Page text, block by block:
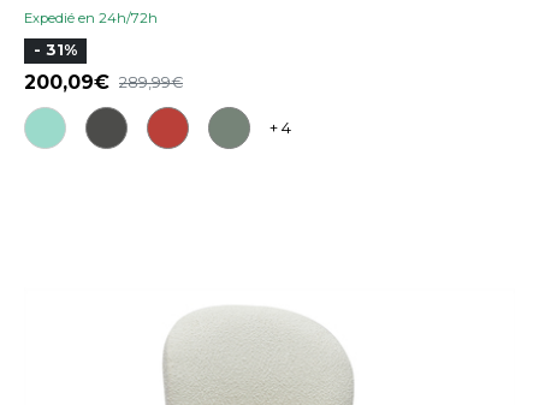
Expedié en 24h/72h
- 31%
200,09 289,99
+ 4